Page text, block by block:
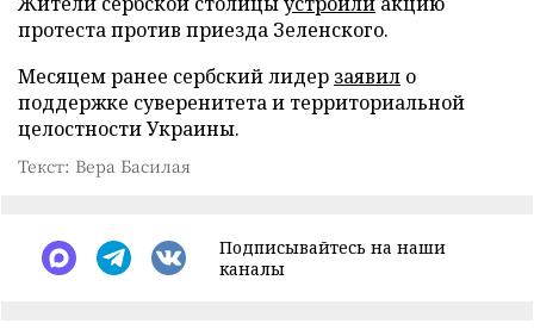
протеста против приезда Зеленского.
Месяцем ранее сербский лидер заявил о
поддержке суверенитета и территориальной
целостности Украины.
Текст: Вера Басилая
Подписывайтесь на наши
каналы